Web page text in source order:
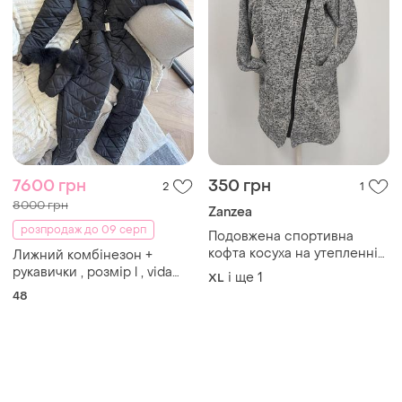
7600 грн 2
8000 грн
розпродаж до 09 серп
Лижний комбінезон +
рукавички , розмір l , vida
winter
48
350 грн 1
Zanzea
Подовжена спортивна
кофта косуха на утепленні
xl/xxl ог 130-136
XL і ще 1